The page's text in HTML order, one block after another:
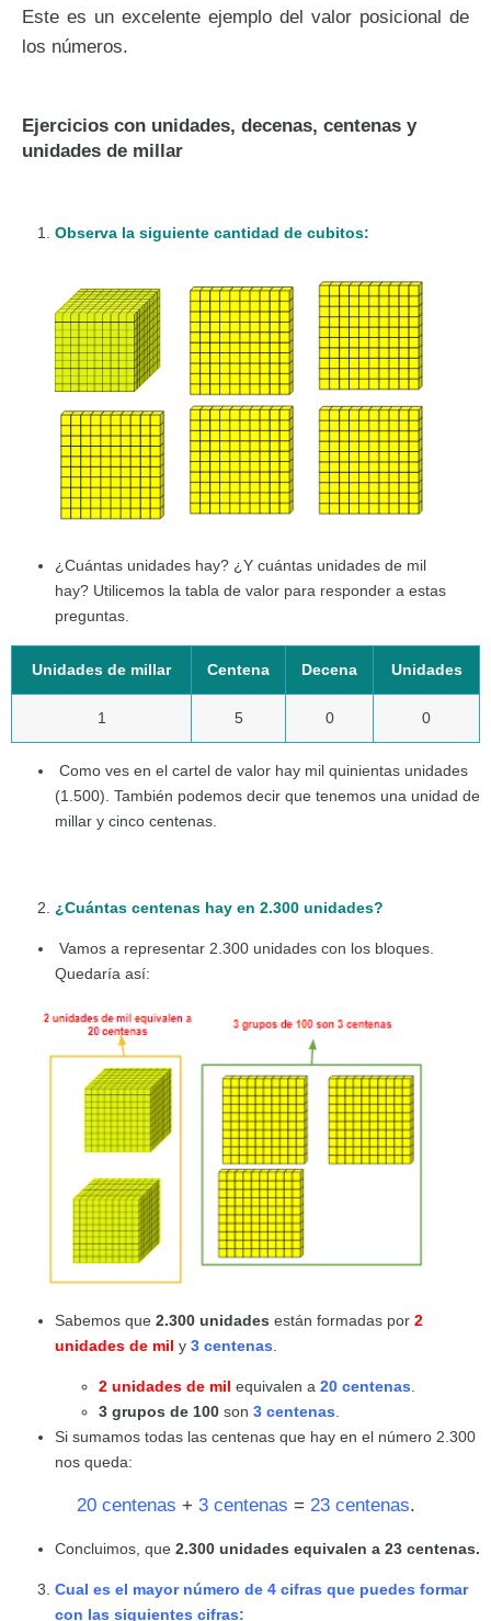
Este es un excelente ejemplo del valor posicional de
los números.
Ejercicios con unidades, decenas, centenas y
unidades de millar
Observa la siguiente cantidad de cubitos:
¿Cuántas unidades hay? ¿Y cuántas unidades de mil
hay? Utilicemos la tabla de valor para responder a estas
preguntas.
Unidades de millar Centena Decena Unidades
1 5 0 0
Como ves en el cartel de valor hay mil quinientas unidades
(1.500). También podemos decir que tenemos una unidad de
millar y cinco centenas.
¿Cuántas centenas hay en 2.300 unidades?
Vamos a representar 2.300 unidades con los bloques.
Quedaría así:
Sabemos que 2.300 unidades están formadas por 2
unidades de mil y 3 centenas
2 unidades de mil equivalen a 20 centenas
3 grupos de 100 son 3 centenas
Si sumamos todas las centenas que hay en el número 2.300
nos queda:
20 centenas + 3 centenas = 23 centenas.
Concluimos, que 2.300 unidades equivalen a 23 centenas.
Cual es el mayor número de 4 cifras que puedes formar
con las siguientes cifras: